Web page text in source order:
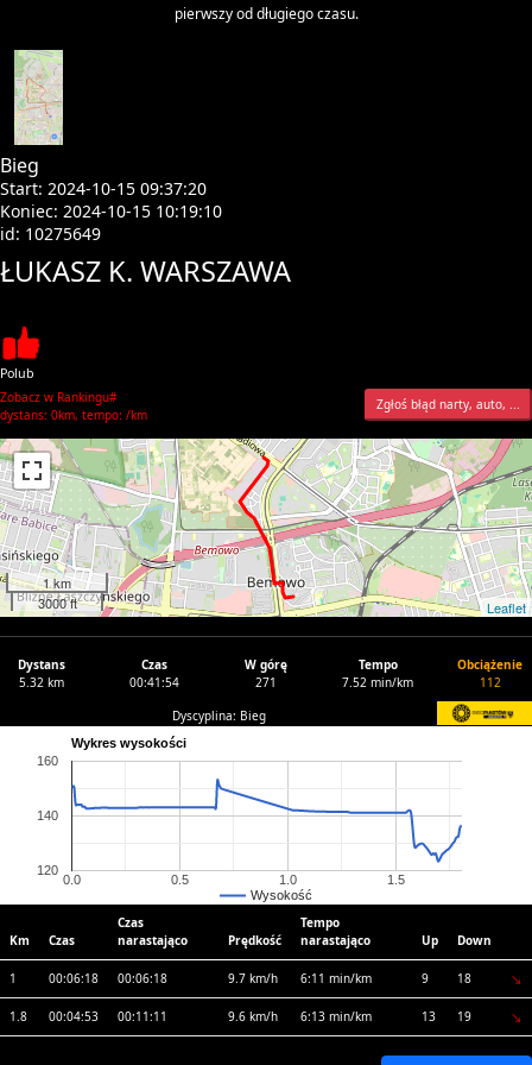
pierwszy od długiego czasu.
Bieg
Start: 2024-10-15 09:37:20
Koniec: 2024-10-15 10:19:10
id: 10275649
ŁUKASZ K. WARSZAWA
Polub
Zobacz w Rankingu#
dystans: 0km, tempo: /km
Zgłoś błąd narty, auto, ...
1 km
3000 ft
Leaflet
Dystans
5.32 km
Czas
00:41:54
W górę
271
Tempo
7.52 min/km
Obciążenie
112
Dyscyplina: Bieg
Wykres wysokości
Wysokość
0.0 0.5 1.0 1.5
120
140
160
Km Czas
Czas
narastająco
Prędkość
Tempo
narastająco
Up Down
1 00:06:18 00:06:18 9.7 km/h 6:11 min/km 9 18
1.8 00:04:53 00:11:11 9.6 km/h 6:13 min/km 13 19